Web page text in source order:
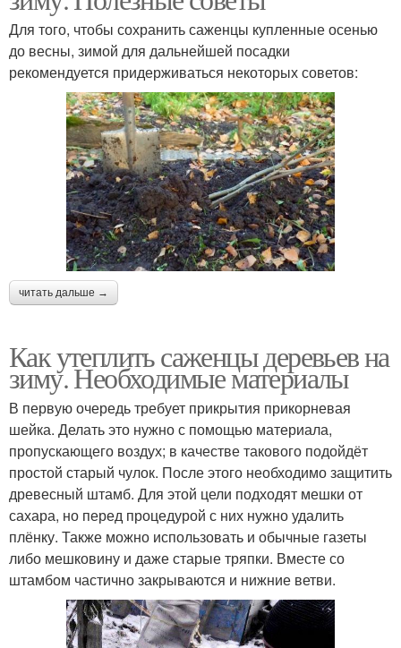
Для того, чтобы сохранить саженцы купленные осенью
до весны, зимой для дальнейшей посадки
рекомендуется придерживаться некоторых советов:
читать дальше →
Как утеплить саженцы деревьев на
зиму. Необходимые материалы
В первую очередь требует прикрытия прикорневая
шейка. Делать это нужно с помощью материала,
пропускающего воздух; в качестве такового подойдёт
простой старый чулок. После этого необходимо защитить
древесный штамб. Для этой цели подходят мешки от
сахара, но перед процедурой с них нужно удалить
плёнку. Также можно использовать и обычные газеты
либо мешковину и даже старые тряпки. Вместе со
штамбом частично закрываются и нижние ветви.